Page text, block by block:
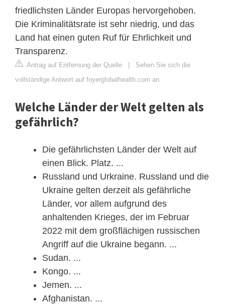
friedlichsten Länder Europas hervorgehoben.
Die Kriminalitätsrate ist sehr niedrig, und das
Land hat einen guten Ruf für Ehrlichkeit und
Transparenz.
Antrag auf Entfernung der Quelle | Sehen Sie sich die
vollständige Antwort auf foyerglobalhealth.com an
Welche Länder der Welt gelten als
gefährlich?
Die gefährlichsten Länder der Welt auf
einen Blick. Platz. ...
Russland und Urkraine. Russland und die
Ukraine gelten derzeit als gefährliche
Länder, vor allem aufgrund des
anhaltenden Krieges, der im Februar
2022 mit dem großflächigen russischen
Angriff auf die Ukraine begann. ...
Sudan. ...
Kongo. ...
Jemen. ...
Afghanistan. ...